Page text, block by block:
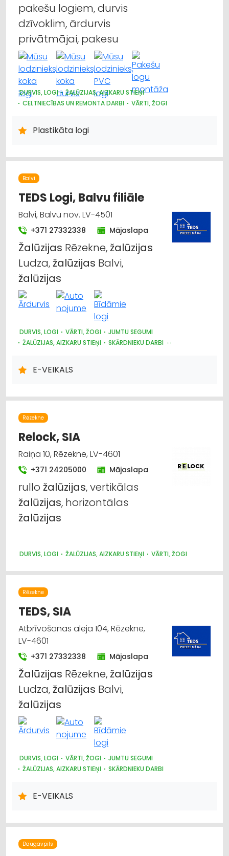
pakešu logiem, durvis
dzīvoklim, ārdurvis
privātmājai, pakesu
DURVIS, LOGI
ŽALŪZIJAS, AIZKARU STIEŅI
CELTNIECĪBAS UN REMONTA DARBI
VĀRTI, ŽOGI
Plastikāta logi
Balvi
TEDS Logi, Balvu filiāle
Balvi, Balvu nov. LV-4501
+371 27332338 Mājaslapa
Žalūzijas Rēzekne,žalūzijas
Ludza,žalūzijas Balvi,
žalūzijas
DURVIS, LOGI VĀRTI, ŽOGI
JUMTU SEGUMI
ŽALŪZIJAS, AIZKARU STIEŅI
SKĀRDNIEKU DARBI
DŪMVADI, TO IZGATAVOŠANA, UZSTĀDĪŠANA
METĀLIZSTRĀDĀJUMI
AUTO RIEPU, AUTO DISKU TIRDZNIECĪBA
E-VEIKALS
Rēzekne
Relock, SIA
Raiņa 10, Rēzekne, LV-4601
+371 24205000 Mājaslapa
rullo žalūzijas, vertikālas
žalūzijas, horizontālas
žalūzijas
DURVIS, LOGI ŽALŪZIJAS, AIZKARU STIEŅI VĀRTI, ŽOGI
Rēzekne
TEDS, SIA
Atbrīvošanas aleja 104, Rēzekne,
LV-4601
+371 27332338 Mājaslapa
Žalūzijas Rēzekne,žalūzijas
Ludza,žalūzijas Balvi,
žalūzijas
DURVIS, LOGI VĀRTI, ŽOGI
JUMTU SEGUMI
ŽALŪZIJAS, AIZKARU STIEŅI
SKĀRDNIEKU DARBI
DŪMVADI, TO IZGATAVOŠANA, UZSTĀDĪŠANA
METĀLIZSTRĀDĀJUMI
E-VEIKALS
Daugavpils